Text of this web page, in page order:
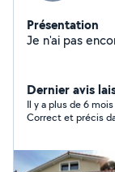
Présentation
Dernier avis
Il y a plus de 6 mois
Correct et précis